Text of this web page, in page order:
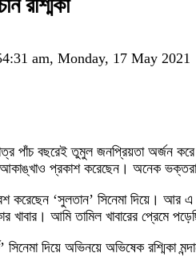
রশ্মিকা
am, Monday, 17 May 2021
পাঁচ বছরেই তুমুল জনপ্রিয়তা অর্জন
আকাঙ্খাও প্রকাশ করেছেন। অনেক
করেছেন ‘সুলতান’ সিনেমা দিয়ে। আর
খাবার। আমি তামিল খাবারের প্রেমে
সিনেমা দিয়ে অভিনয়ে অভিষেক রশ্মিকা